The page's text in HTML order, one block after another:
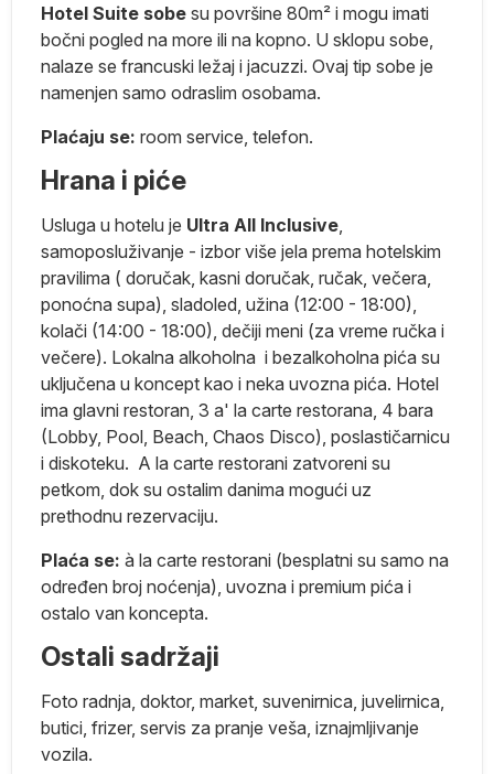
Hotel Suite sobe su površine 80m² i mogu imati
bočni pogled na more ili na kopno. U sklopu sobe,
nalaze se francuski ležaj i jacuzzi. Ovaj tip sobe je
namenjen samo odraslim osobama.
Plaćaju se: room service, telefon.
Hrana i piće
Usluga u hotelu je Ultra All Inclusive,
samoposluživanje - izbor više jela prema hotelskim
pravilima ( doručak, kasni doručak, ručak, večera,
ponoćna supa), sladoled, užina (12:00 - 18:00),
kolači (14:00 - 18:00), dečiji meni (za vreme ručka i
večere). Lokalna alkoholna i bezalkoholna pića su
uključena u koncept kao i neka uvozna pića. Hotel
ima glavni restoran, 3 a' la carte restorana, 4 bara
(Lobby, Pool, Beach, Chaos Disco), poslastičarnicu
i diskoteku. A la carte restorani zatvoreni su
petkom, dok su ostalim danima mogući uz
prethodnu rezervaciju.
Plaća se: à la carte restorani (besplatni su samo na
određen broj noćenja), uvozna i premium pića i
ostalo van koncepta.
Ostali sadržaji
Foto radnja, doktor, market, suvenirnica, juvelirnica,
butici, frizer, servis za pranje veša, iznajmljivanje
vozila.